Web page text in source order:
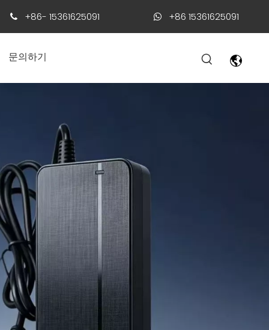
 +86- 15361625091  +86 15361625091
문의하기